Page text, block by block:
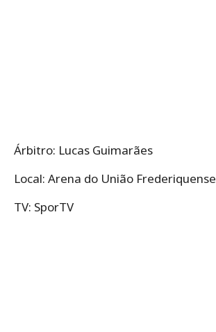
Árbitro: Lucas Guimarães
Local: Arena do União Frederiquense
TV: SporTV